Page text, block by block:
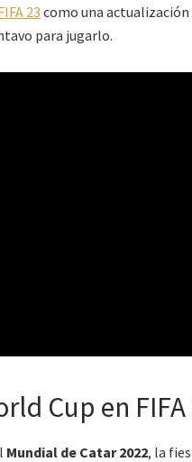
23 como una
para jugarlo.
Cup en FIFA
Mundial de Catar 2022, la